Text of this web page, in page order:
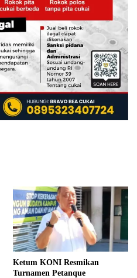
Ketum KONI Resmikan
Turnamen Petanque